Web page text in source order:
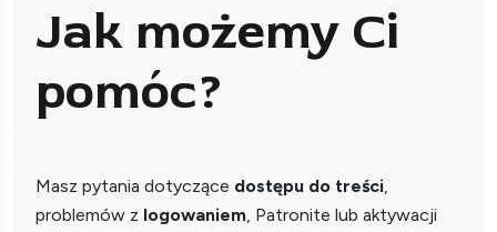
Jak możemy Ci
pomóc?
Masz pytania dotyczące dostępu do treści,
problemów z logowaniem, Patronite lub aktywacji